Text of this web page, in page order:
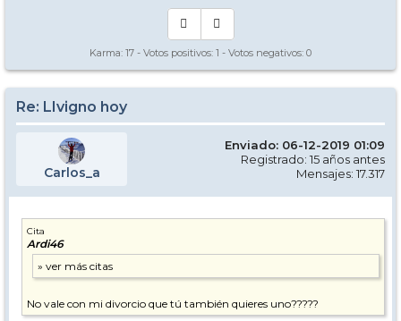
Karma: 17 - Votos positivos: 1 - Votos negativos: 0
Re: LIvigno hoy
Carlos_a
Enviado: 06-12-2019 01:09
Registrado: 15 años antes
Mensajes: 17.317
Cita
Ardi46
No vale con mi divorcio que tú también quieres uno?????